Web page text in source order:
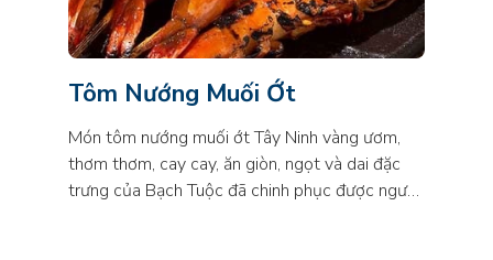
Tôm Nướng Muối Ớt
Món tôm nướng muối ớt Tây Ninh vàng ươm,
thơm thơm, cay cay, ăn giòn, ngọt và dai đặc
trưng của Bạch Tuộc đã chinh phục được người